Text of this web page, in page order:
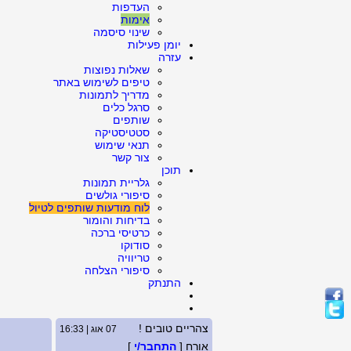
העדפות
אימות
שינוי סיסמה
יומן פעילות
עזרה
שאלות נפוצות
טיפים לשימוש באתר
מדריך לתמונות
סרגל כלים
שותפים
סטטיסטיקה
תנאי שימוש
צור קשר
תוכן
גלריית תמונות
סיפורי גולשים
לוח מודעות שותפים לטיול
בדיחות והומור
כרטיסי ברכה
סודוקו
טריוויה
סיפורי הצלחה
התנתק
צהריים טובים ! 07 אוג | 16:33
אורח [ התחבר/י ]